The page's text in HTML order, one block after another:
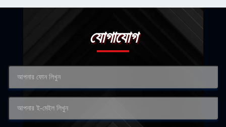
যোগাযোগ